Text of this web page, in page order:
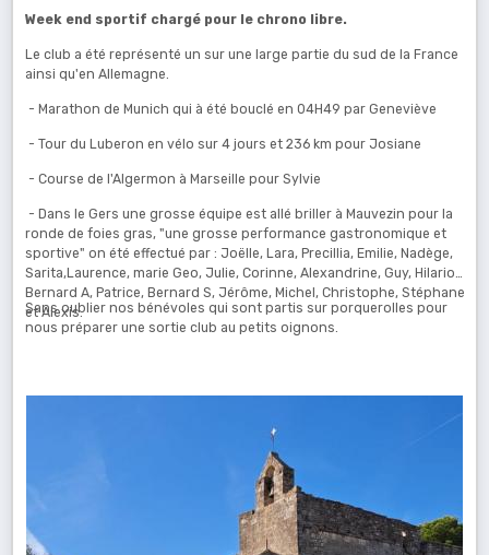
Week end sportif chargé pour le chrono libre.
Le club a été représenté un sur une large partie du sud de la France
ainsi qu'en Allemagne.
- Marathon de Munich qui à été bouclé en 04H49 par Geneviève
- Tour du Luberon en vélo sur 4 jours et 236 km pour Josiane
- Course de l'Algermon à Marseille pour Sylvie
- Dans le Gers une grosse équipe est allé briller à Mauvezin pour la
ronde de foies gras, "une grosse performance gastronomique et
sportive" on été effectué par : Joëlle, Lara, Precillia, Emilie, Nadège,
Sarita,Laurence, marie Geo, Julie, Corinne, Alexandrine, Guy, Hilario,
Bernard A, Patrice, Bernard S, Jérôme, Michel, Christophe, Stéphane
et Alexis.
Sans oublier nos bénévoles qui sont partis sur porquerolles pour
nous préparer une sortie club au petits oignons.